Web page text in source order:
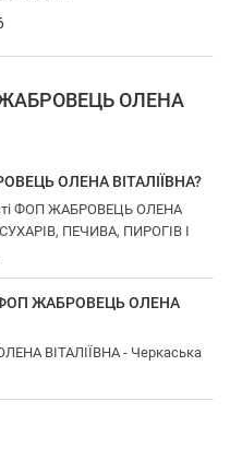
ЖАБРОВЕЦЬ ОЛЕНА
ОЛЕНА ВІТАЛІЇВНА?
ФОП ЖАБРОВЕЦЬ ОЛЕНА
ПЕЧИВА, ПИРОГІВ І
ФОП ЖАБРОВЕЦЬ ОЛЕНА
ВІТАЛІЇВНА - Черкаська